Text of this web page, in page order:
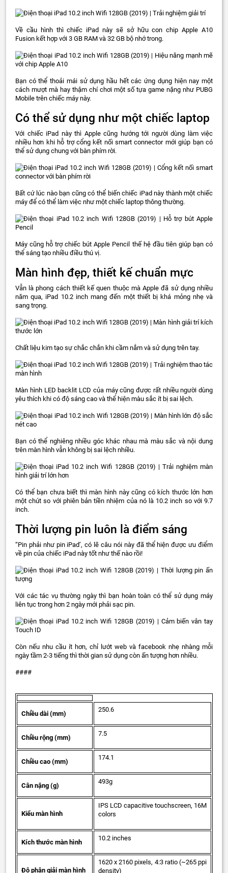
Về cầu hình thì chiếc iPad này sẽ sở hữu con chip Apple A10
Fusion kết hợp với 3 GB RAM và 32 GB bộ nhớ trong.
Bạn có thể thoải mái sử dụng hầu hết các ứng dụng hiện nay một
cách mượt mà hay thậm chí chơi một số tựa game nặng như PUBG
Mobile trên chiếc máy này.
Có thể sử dụng như một chiếc laptop
Với chiếc iPad này thì Apple cũng hướng tới người dùng làm việc
nhiều hơn khi hỗ trợ cổng kết nối smart connector mới giúp bạn có
thể sử dụng chung với bàn phím rời.
Bất cứ lúc nào bạn cũng có thể biến chiếc iPad này thành một chiếc
máy để có thể làm việc như một chiếc laptop thông thường.
Máy cũng hỗ trợ chiếc bút Apple Pencil thế hệ đầu tiên giúp bạn có
thể sáng tạo nhiều điều thú vị.
Màn hình đẹp, thiết kế chuẩn mực
Vẫn là phong cách thiết kế quen thuộc mà Apple đã sử dụng nhiều
năm qua, iPad 10.2 inch mang đến một thiết bị khá mỏng nhẹ và
sang trọng.
Chất liệu kim tạo sự chắc chắn khi cầm nắm và sử dụng trên tay.
Màn hình LED backlit LCD của máy cũng được rất nhiều người dùng
yêu thích khi có độ sáng cao và thể hiện màu sắc ít bị sai lệch.
Bạn có thể nghiêng nhiều góc khác nhau mà màu sắc và nội dung
trên màn hình vẫn không bị sai lệch nhiều.
Có thể bạn chưa biết thì màn hình này cũng có kích thước lớn hơn
một chút so với phiên bản tiền nhiệm của nó là 10.2 inch so với 9.7
inch.
Thời lượng pin luôn là điểm sáng
“Pin phải như pin iPad’, có lẽ câu nói này đã thể hiện được ưu điểm
về pin của chiếc iPad này tốt như thế nào rồi!
Với các tác vụ thường ngày thì bạn hoàn toàn có thể sử dụng máy
liên tục trong hơn 2 ngày mới phải sạc pin.
Còn nếu nhu cầu ít hơn, chỉ lướt web và facebook nhẹ nhàng mỗi
ngày tầm 2-3 tiếng thì thời gian sử dụng còn ấn tượng hơn nhiều.
####
Chiều dài (mm)
250.6
Chiều rộng (mm)
7.5
Chiều cao (mm)
174.1
Cân nặng (g)
493g
Kiểu màn hình
IPS LCD capacitive touchscreen, 16M
colors
Kích thước màn hình
10.2 inches
Độ phân giải màn hình
1620 x 2160 pixels, 4:3 ratio (~265 ppi
density)